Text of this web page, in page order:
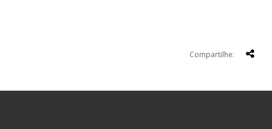
Compartilhe: